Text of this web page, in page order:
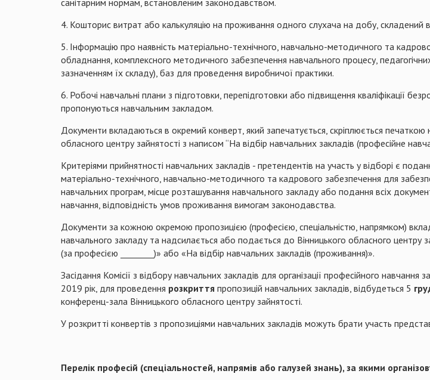
санітарним нормам, встановленим законодавством.
4. Кошторис витрат або калькуляцію на проживання одного слухача на добу, складений
5. Інформацію про наявність матеріально-технічного, навчально-методичного та
обладнання, комплексного методичного забезпечення навчального процесу,
зазначенням їх складу), баз для проведення виробничої практики.
6. Робочі навчальні плани з підготовки, перепідготовки або підвищення кваліфікації
пропонуються навчальним закладом.
Документи вкладаються в окремий конверт, який запечатується, скріплюється
обласного центру зайнятості з написом “На відбір навчальних закладів (професійне
Критеріями прийнятності навчальних закладів - претендентів на участь у відборі є
матеріально-технічного, навчально-методичного та кадрового забезпечення для
навчальних програм, місце розташування навчального закладу або подання всіх
навчання, відповідність умов проживання вимогам законодавства.
Документи за кожною окремою пропозицією (професією, спеціальністю, напрямком)
навчального закладу та надсилається або подається до Вінницького обласного центру
(за професією ________)» або «На відбір навчальних закладів (проживання)».
Засідання Комісії з відбору навчальних закладів для організації професійного
2019 рік, для проведення розкриття пропозицій навчальних закладів, відбудеться 5
конференц-зала Вінницького обласного центру зайнятості.
У розкритті конвертів з пропозиціями навчальних закладів можуть брати участь
Перелік професій (спеціальностей, напрямів або галузей знань), за якими